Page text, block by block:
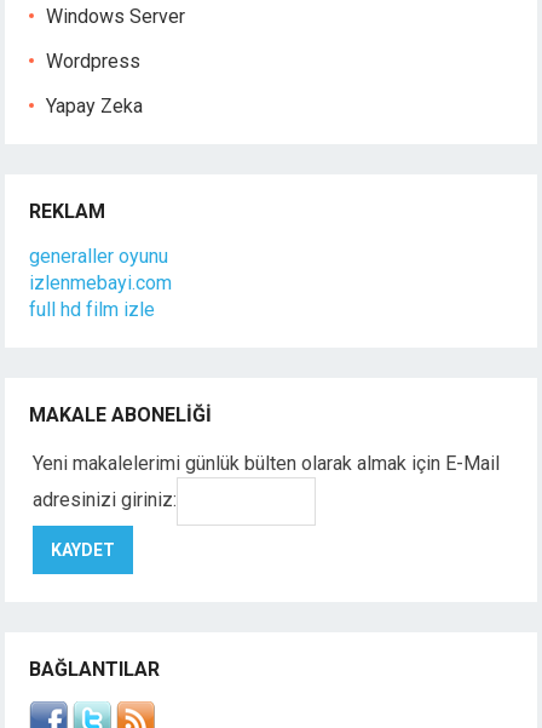
Windows Server
Wordpress
Yapay Zeka
REKLAM
generaller oyunu
izlenmebayi.com
full hd film izle
MAKALE ABONELIĞI
Yeni makalelerimi günlük bülten olarak almak için E-Mail
adresinizi giriniz:
BAĞLANTILAR